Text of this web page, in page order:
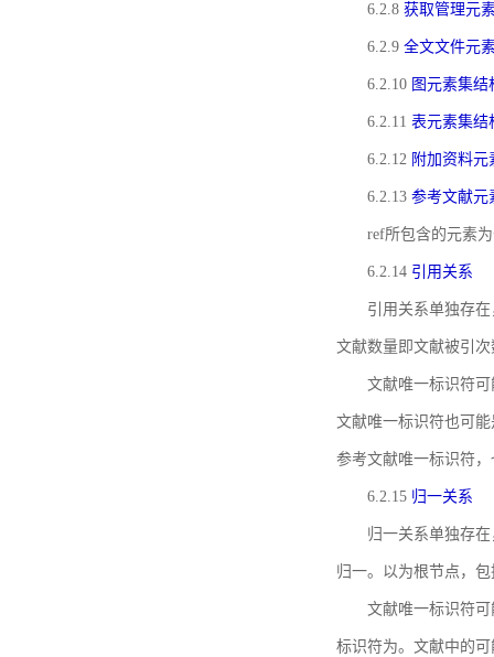
6.2.8 获取管理元
6.2.9 全文文件元
6.2.10 图元素集结
6.2.11 表元素集结
6.2.12 附加资料元
6.2.13 参考文献元
ref所包含的元素
6.2.14 引用关系
引用关系单独存
文献数量即文献被引
文献唯一标识符
文献唯一标识符也可
参考文献唯一标识符
6.2.15 归一关系
归一关系单独存
归一。以为根节点，
文献唯一标识符
标识符为。文献中的